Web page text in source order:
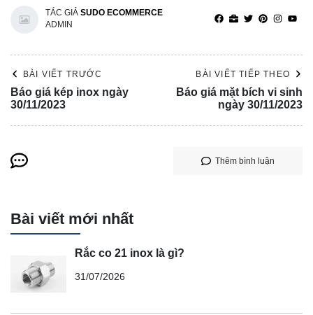
TÁC GIẢ SUDO ECOMMERCE
ADMIN
BÀI VIẾT TRƯỚC
Báo giá kép inox ngày
30/11/2023
BÀI VIẾT TIẾP THEO
Báo giá mặt bích vi sinh
ngày 30/11/2023
Thêm bình luận
Bài viết mới nhất
Rắc co 21 inox là gì?
31/07/2026